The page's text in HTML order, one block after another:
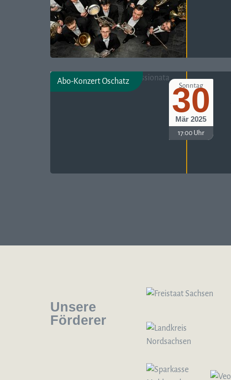
Abo-Konzert Oschatz Sonntag
30
Mär 2025
17:00 Uhr
Unsere
Förderer